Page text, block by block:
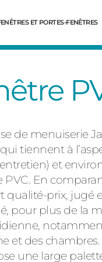
ET PORTES-FENÊTRES
de menuiserie
tiennent à
et
En
qualité-prix,
pour plus de la
et des
une large